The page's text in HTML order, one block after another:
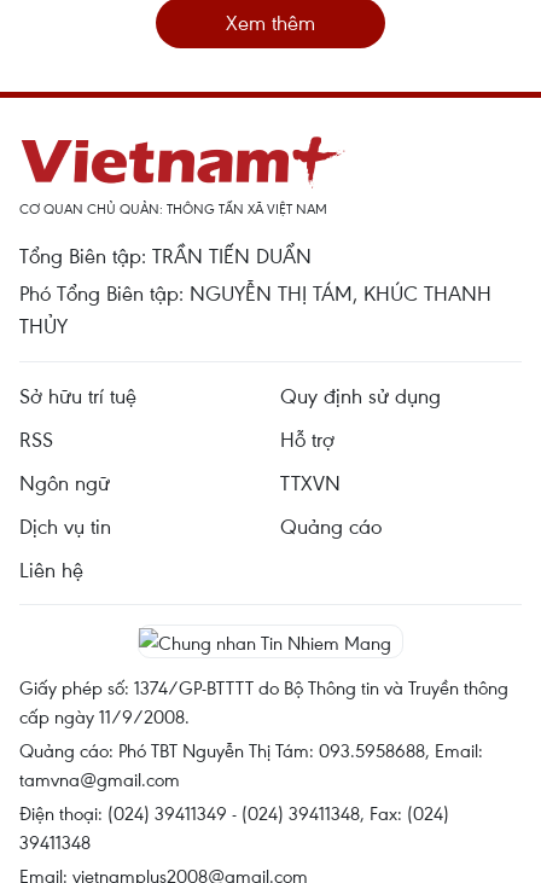
Xem thêm
CƠ QUAN CHỦ QUẢN: THÔNG TẤN XÃ VIỆT NAM
Tổng Biên tập: TRẦN TIẾN DUẨN
Phó Tổng Biên tập: NGUYỄN THỊ TÁM, KHÚC THANH
THỦY
Sở hữu trí tuệ
Quy định sử dụng
RSS
Hỗ trợ
Ngôn ngữ
TTXVN
Dịch vụ tin
Quảng cáo
Liên hệ
Giấy phép số: 1374/GP-BTTTT do Bộ Thông tin và Truyền thông
cấp ngày 11/9/2008.
Quảng cáo: Phó TBT Nguyễn Thị Tám: 093.5958688, Email:
tamvna@gmail.com
Điện thoại: (024) 39411349 - (024) 39411348, Fax: (024)
39411348
Email: vietnamplus2008@gmail.com